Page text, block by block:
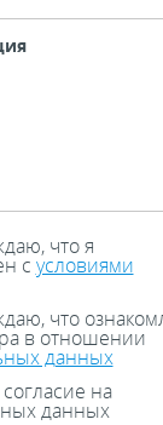
что я
с условиями
что
в отношении
данных
на
данных